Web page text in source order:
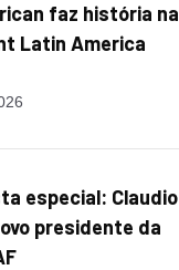
faz história na
Latin America
especial: Claudio
presidente da